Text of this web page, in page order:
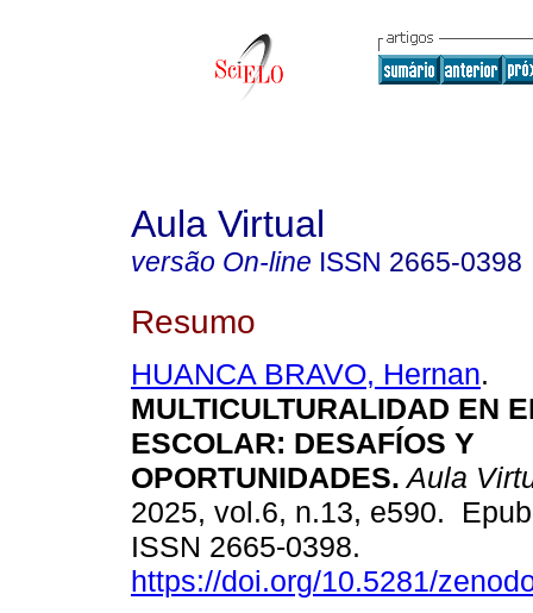
Aula Virtual
versão On-line ISSN 2665-0398
Resumo
HUANCA BRAVO, Hernan.
MULTICULTURALIDAD EN
ESCOLAR: DESAFÍOS Y
OPORTUNIDADES. Aula
2025, vol.6, n.13, e590.
ISSN 2665-0398.
https://doi.org/10.5281/